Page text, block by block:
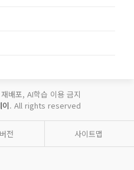
배포, AI학습 이용 금지
. All rights reserved
전 사이트맵